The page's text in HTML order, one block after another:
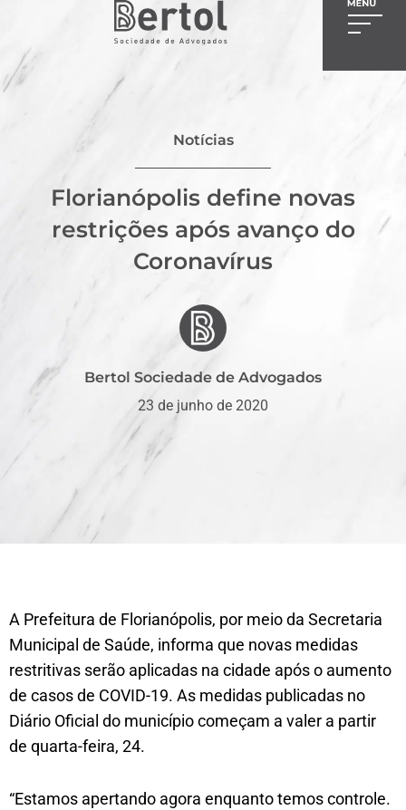
Notícias
Florianópolis define novas
restrições após avanço do
Coronavírus
Bertol Sociedade de Advogados
23 de junho de 2020
A Prefeitura de Florianópolis, por meio da Secretaria
Municipal de Saúde, informa que novas medidas
restritivas serão aplicadas na cidade após o aumento
de casos de COVID-19. As medidas publicadas no
Diário Oficial do município começam a valer a partir
de quarta-feira, 24.
“Estamos apertando agora enquanto temos controle.